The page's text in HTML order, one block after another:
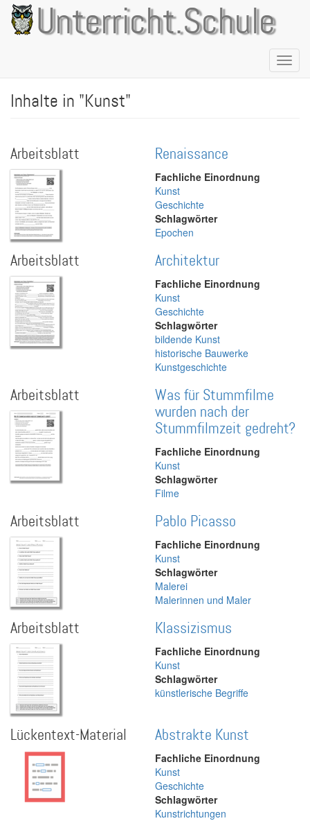
Direkt
zum
Inhalt
Unterricht.Schule
Inhalte in "Kunst"
Arbeitsblatt Renaissance
Fachliche Einordnung
Kunst
Geschichte
Schlagwörter
Epochen
Arbeitsblatt Architektur
Fachliche Einordnung
Kunst
Geschichte
Schlagwörter
bildende Kunst
historische Bauwerke
Kunstgeschichte
Arbeitsblatt
Was für Stummfilme
wurden nach der
Stummfilmzeit gedreht?
Fachliche Einordnung
Kunst
Schlagwörter
Filme
Arbeitsblatt Pablo Picasso
Fachliche Einordnung
Kunst
Schlagwörter
Malerei
Malerinnen und Maler
Arbeitsblatt Klassizismus
Fachliche Einordnung
Kunst
Schlagwörter
künstlerische Begriffe
Lückentext-Material Abstrakte Kunst
Fachliche Einordnung
Kunst
Geschichte
Schlagwörter
Kunstrichtungen